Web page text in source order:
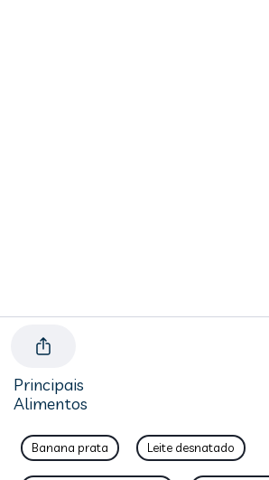
Principais
Alimentos
Banana prata Leite desnatado